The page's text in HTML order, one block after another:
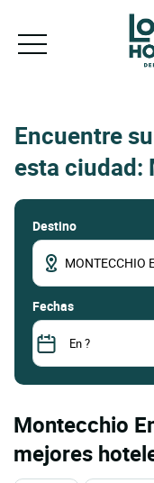
Encuentre
esta ciudad:
Destino
fechas
Montecchio
mejores